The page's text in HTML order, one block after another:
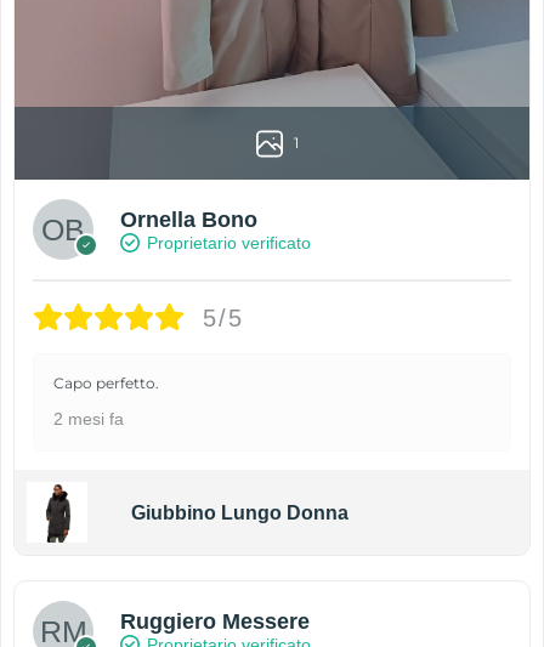
1
Ornella Bono
Proprietario verificato
5/5
Capo perfetto.
2 mesi fa
Giubbino Lungo Donna
Ruggiero Messere